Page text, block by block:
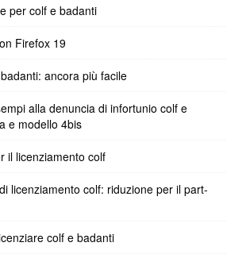
per colf e badanti
Firefox 19
ancora più facile
alla denuncia di infortunio colf e
e modello 4bis
il licenziamento colf
licenziamento colf: riduzione per il part-
colf e badanti